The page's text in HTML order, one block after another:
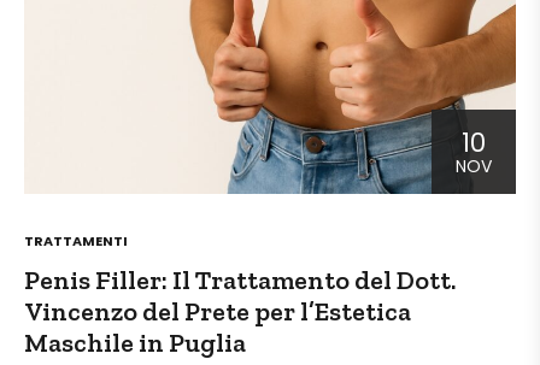
10
NOV
POSTED
TRATTAMENTI
Penis Filler: Il Trattamento del Dott.
Vincenzo del Prete per l’Estetica
Maschile in Puglia